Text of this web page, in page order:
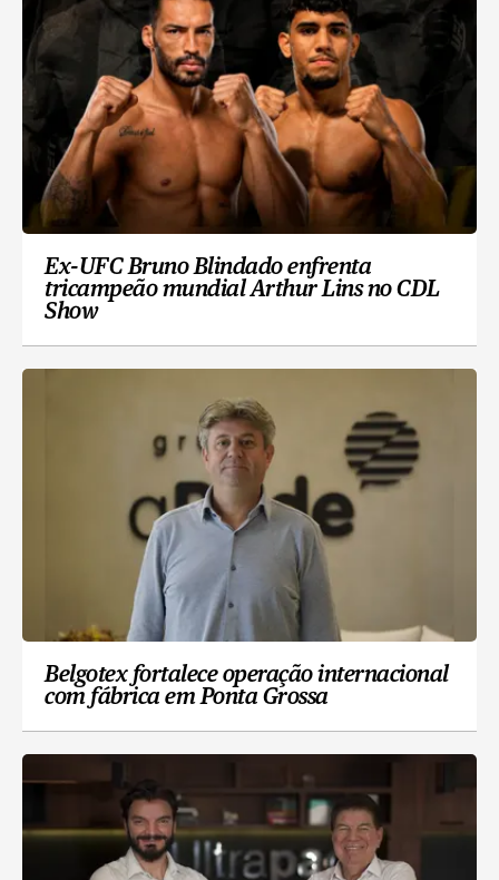
Ex-UFC Bruno Blindado enfrenta
tricampeão mundial Arthur Lins no CDL
Show
Belgotex fortalece operação internacional
com fábrica em Ponta Grossa